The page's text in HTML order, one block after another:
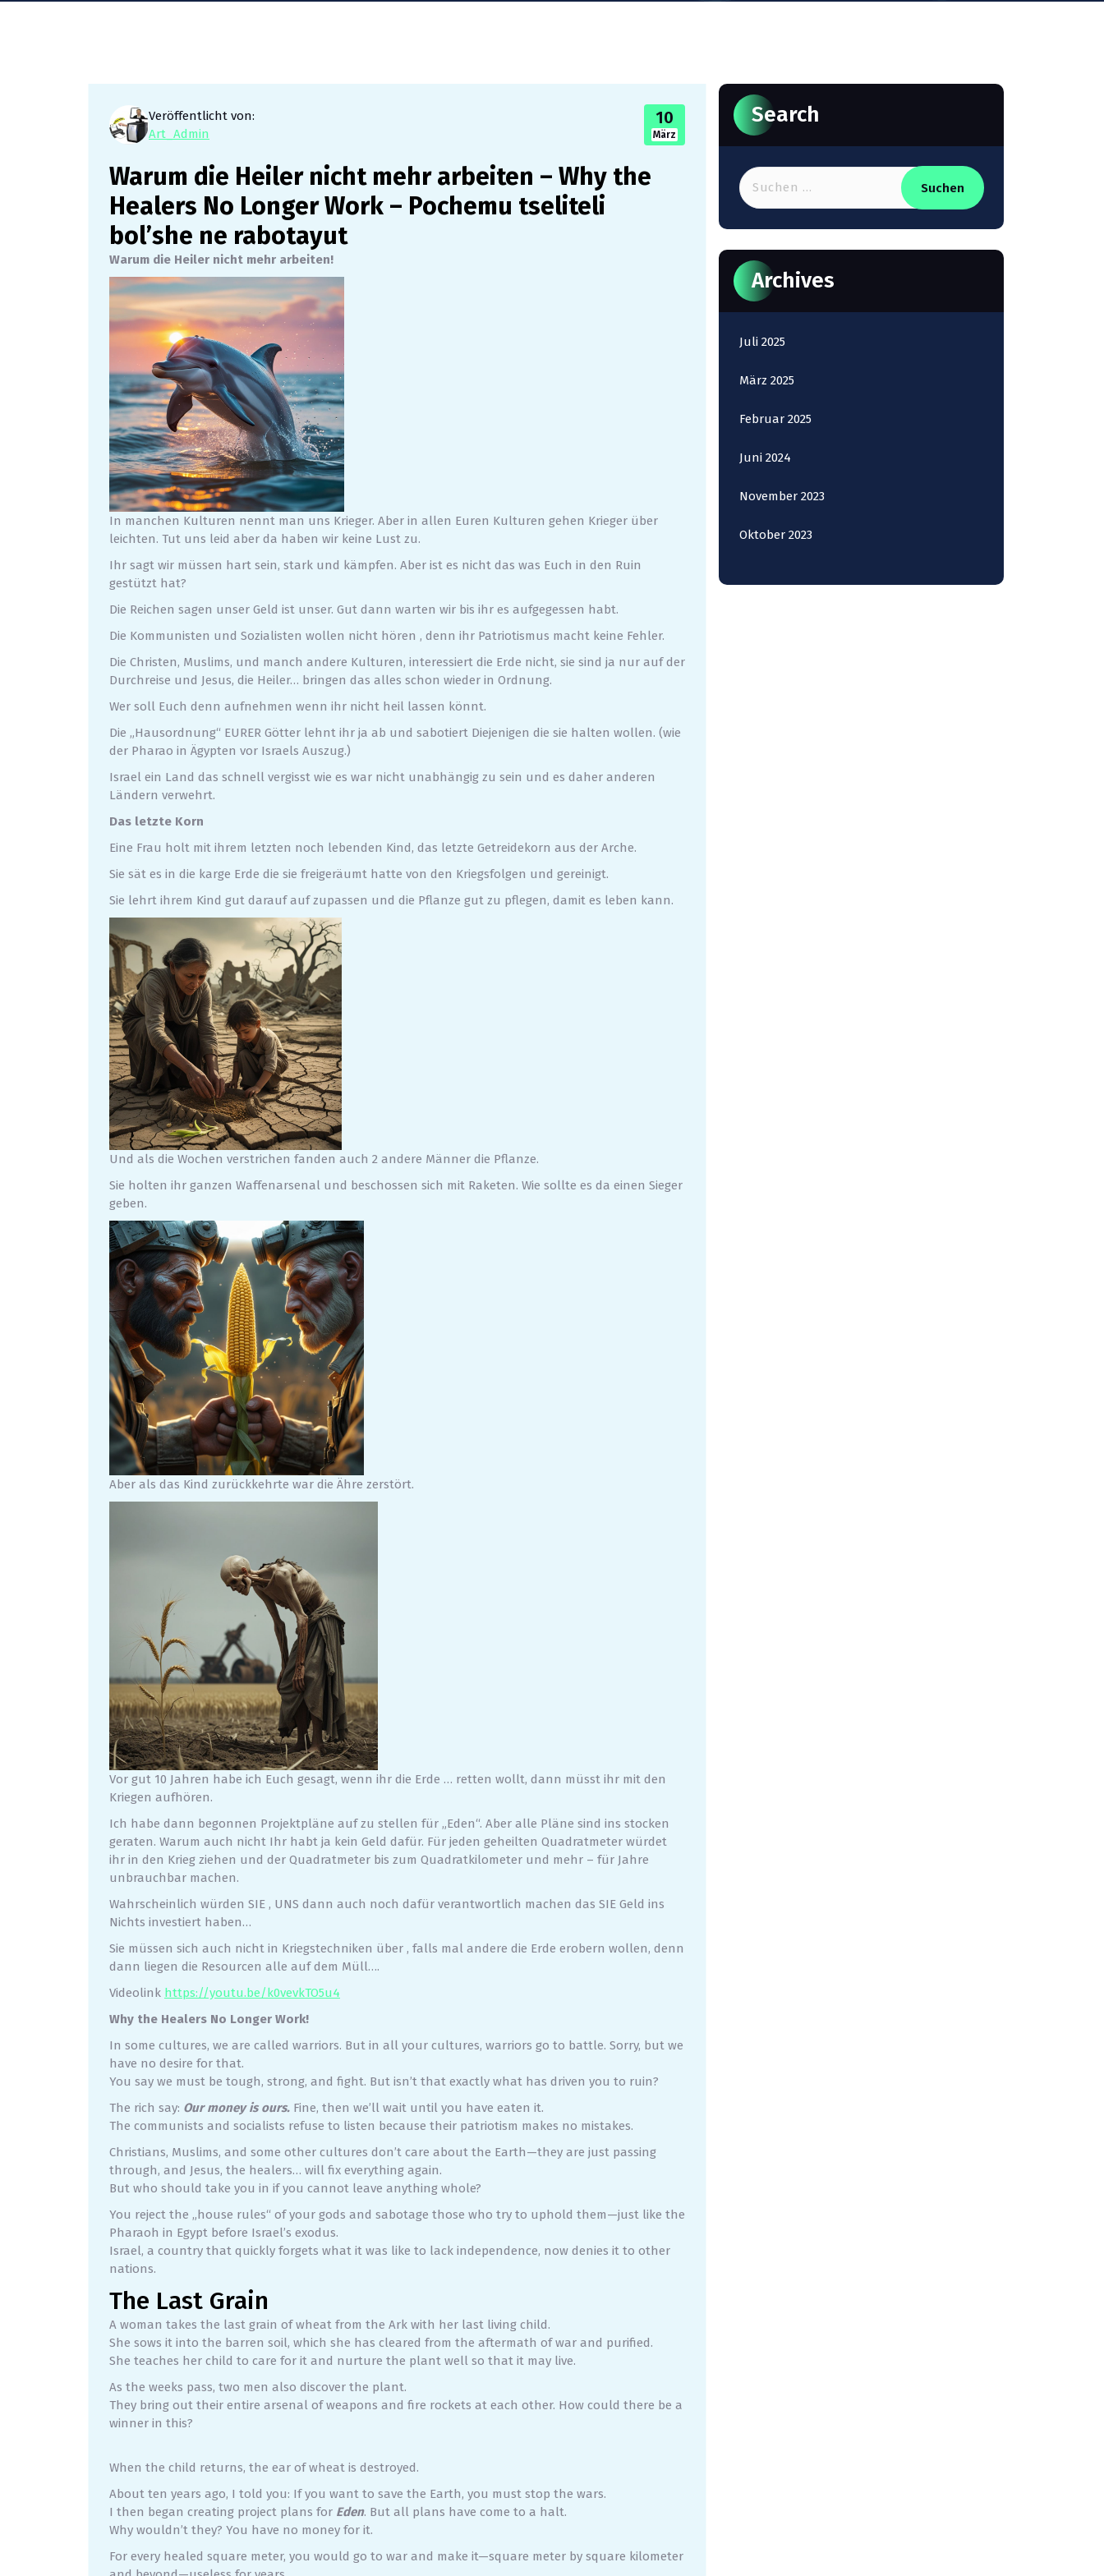
Veröffentlicht von:
Art_Admin
10
März
Warum die Heiler nicht mehr arbeiten – Why the
Healers No Longer Work – Pochemu tseliteli
bol’she ne rabotayut
Warum die Heiler nicht mehr arbeiten!
In manchen Kulturen nennt man uns Krieger. Aber in allen Euren Kulturen gehen Krieger über
leichten. Tut uns leid aber da haben wir keine Lust zu.
Ihr sagt wir müssen hart sein, stark und kämpfen. Aber ist es nicht das was Euch in den Ruin
gestützt hat?
Die Reichen sagen unser Geld ist unser. Gut dann warten wir bis ihr es aufgegessen habt.
Die Kommunisten und Sozialisten wollen nicht hören , denn ihr Patriotismus macht keine Fehler.
Die Christen, Muslims, und manch andere Kulturen, interessiert die Erde nicht, sie sind ja nur auf der
Durchreise und Jesus, die Heiler… bringen das alles schon wieder in Ordnung.
Wer soll Euch denn aufnehmen wenn ihr nicht heil lassen könnt.
Die „Hausordnung“ EURER Götter lehnt ihr ja ab und sabotiert Diejenigen die sie halten wollen. (wie
der Pharao in Ägypten vor Israels Auszug.)
Israel ein Land das schnell vergisst wie es war nicht unabhängig zu sein und es daher anderen
Ländern verwehrt.
Das letzte Korn
Eine Frau holt mit ihrem letzten noch lebenden Kind, das letzte Getreidekorn aus der Arche.
Sie sät es in die karge Erde die sie freigeräumt hatte von den Kriegsfolgen und gereinigt.
Sie lehrt ihrem Kind gut darauf auf zupassen und die Pflanze gut zu pflegen, damit es leben kann.
Und als die Wochen verstrichen fanden auch 2 andere Männer die Pflanze.
Sie holten ihr ganzen Waffenarsenal und beschossen sich mit Raketen. Wie sollte es da einen Sieger
geben.
Aber als das Kind zurückkehrte war die Ähre zerstört.
Vor gut 10 Jahren habe ich Euch gesagt, wenn ihr die Erde … retten wollt, dann müsst ihr mit den
Kriegen aufhören.
Ich habe dann begonnen Projektpläne auf zu stellen für „Eden“. Aber alle Pläne sind ins stocken
geraten. Warum auch nicht Ihr habt ja kein Geld dafür. Für jeden geheilten Quadratmeter würdet
ihr in den Krieg ziehen und der Quadratmeter bis zum Quadratkilometer und mehr – für Jahre
unbrauchbar machen.
Wahrscheinlich würden SIE , UNS dann auch noch dafür verantwortlich machen das SIE Geld ins
Nichts investiert haben…
Sie müssen sich auch nicht in Kriegstechniken über , falls mal andere die Erde erobern wollen, denn
dann liegen die Resourcen alle auf dem Müll….
Videolink https://youtu.be/k0vevkTO5u4
Why the Healers No Longer Work!
In some cultures, we are called warriors. But in all your cultures, warriors go to battle. Sorry, but we
have no desire for that.
You say we must be tough, strong, and fight. But isn’t that exactly what has driven you to ruin?
The rich say: Our money is ours. Fine, then we’ll wait until you have eaten it.
The communists and socialists refuse to listen because their patriotism makes no mistakes.
Christians, Muslims, and some other cultures don’t care about the Earth—they are just passing
through, and Jesus, the healers… will fix everything again.
But who should take you in if you cannot leave anything whole?
You reject the „house rules“ of your gods and sabotage those who try to uphold them—just like the
Pharaoh in Egypt before Israel’s exodus.
Israel, a country that quickly forgets what it was like to lack independence, now denies it to other
nations.
The Last Grain
A woman takes the last grain of wheat from the Ark with her last living child.
She sows it into the barren soil, which she has cleared from the aftermath of war and purified.
She teaches her child to care for it and nurture the plant well so that it may live.
As the weeks pass, two men also discover the plant.
They bring out their entire arsenal of weapons and fire rockets at each other. How could there be a
winner in this?
When the child returns, the ear of wheat is destroyed.
About ten years ago, I told you: If you want to save the Earth, you must stop the wars.
I then began creating project plans for Eden. But all plans have come to a halt.
Why wouldn’t they? You have no money for it.
For every healed square meter, you would go to war and make it—square meter by square kilometer
Search
Suchen
nach:
Archives
Juli 2025
März 2025
Februar 2025
Juni 2024
November 2023
Oktober 2023